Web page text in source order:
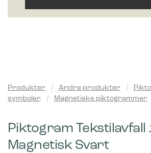
Produkter / Andre produkter /
symboler
/ Magnetiske piktogrammer
Piktogram Tekstilavfall
Magnetisk Svart